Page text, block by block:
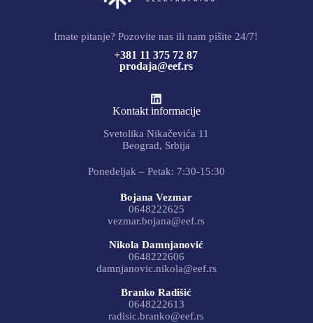
Imate pitanje? Pozovite nas ili nam pišite 24/7!
+381 11 375 72 87
prodaja@eef.rs
Kontakt informacije
Svetolika Nikačevića 11
Beograd, Srbija
Ponedeljak – Petak: 7:30-15:30
Bojana Vezmar
0648222625
vezmar.bojana@eef.rs
Nikola Damnjanović
0648222606
damnjanovic.nikola@eef.rs
Branko Radišić
0648222613
radisic.branko@eef.rs